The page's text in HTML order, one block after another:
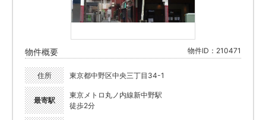
物件概要 物件ID：210471
住所 東京都中野区中央三丁目34-1
最寄駅
東京メトロ丸ノ内線新中野駅
徒歩2分